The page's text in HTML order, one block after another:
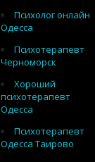
Психолог онлайн
Одесса
Психотерапевт
Черноморск
Хороший
психотерапевт
Одесса
Психотерапевт
Одесса Таирово